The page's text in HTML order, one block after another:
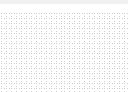
FACEBOOK
TWITTERFLIPBOARD
E-
MAIL
WHATSAPP